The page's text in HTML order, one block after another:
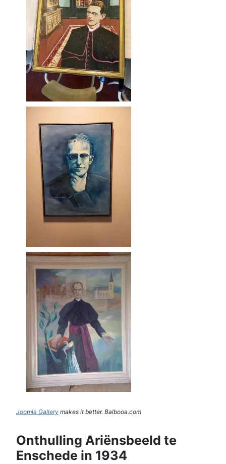
Joomla Gallery makes it better. Balbooa.com
Onthulling Ariënsbeeld te
Enschede in 1934